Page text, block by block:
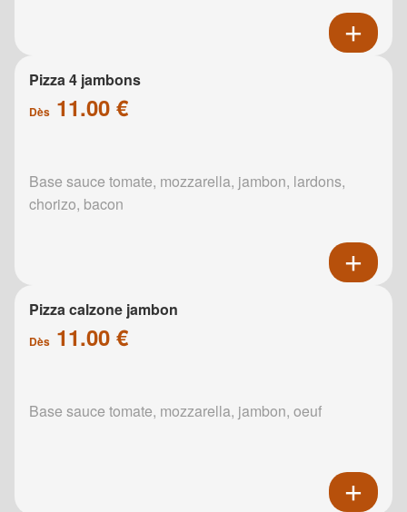
Pizza 4 jambons
Dès 11.00 €
Base sauce tomate, mozzarella, jambon, lardons,
chorizo, bacon
Pizza calzone jambon
Dès 11.00 €
Base sauce tomate, mozzarella, jambon, oeuf